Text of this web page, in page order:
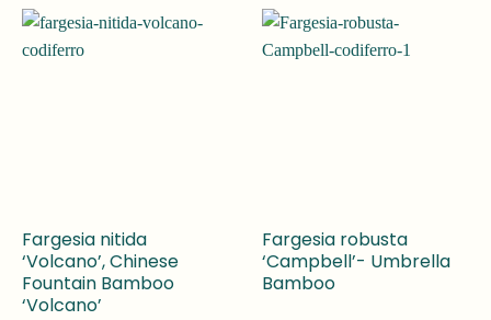
35,00€
Fargesia nitida
‘Volcano’, Chinese
Fountain Bamboo
‘Volcano’
Fargesia robusta
‘Campbell’- Umbrella
Bamboo